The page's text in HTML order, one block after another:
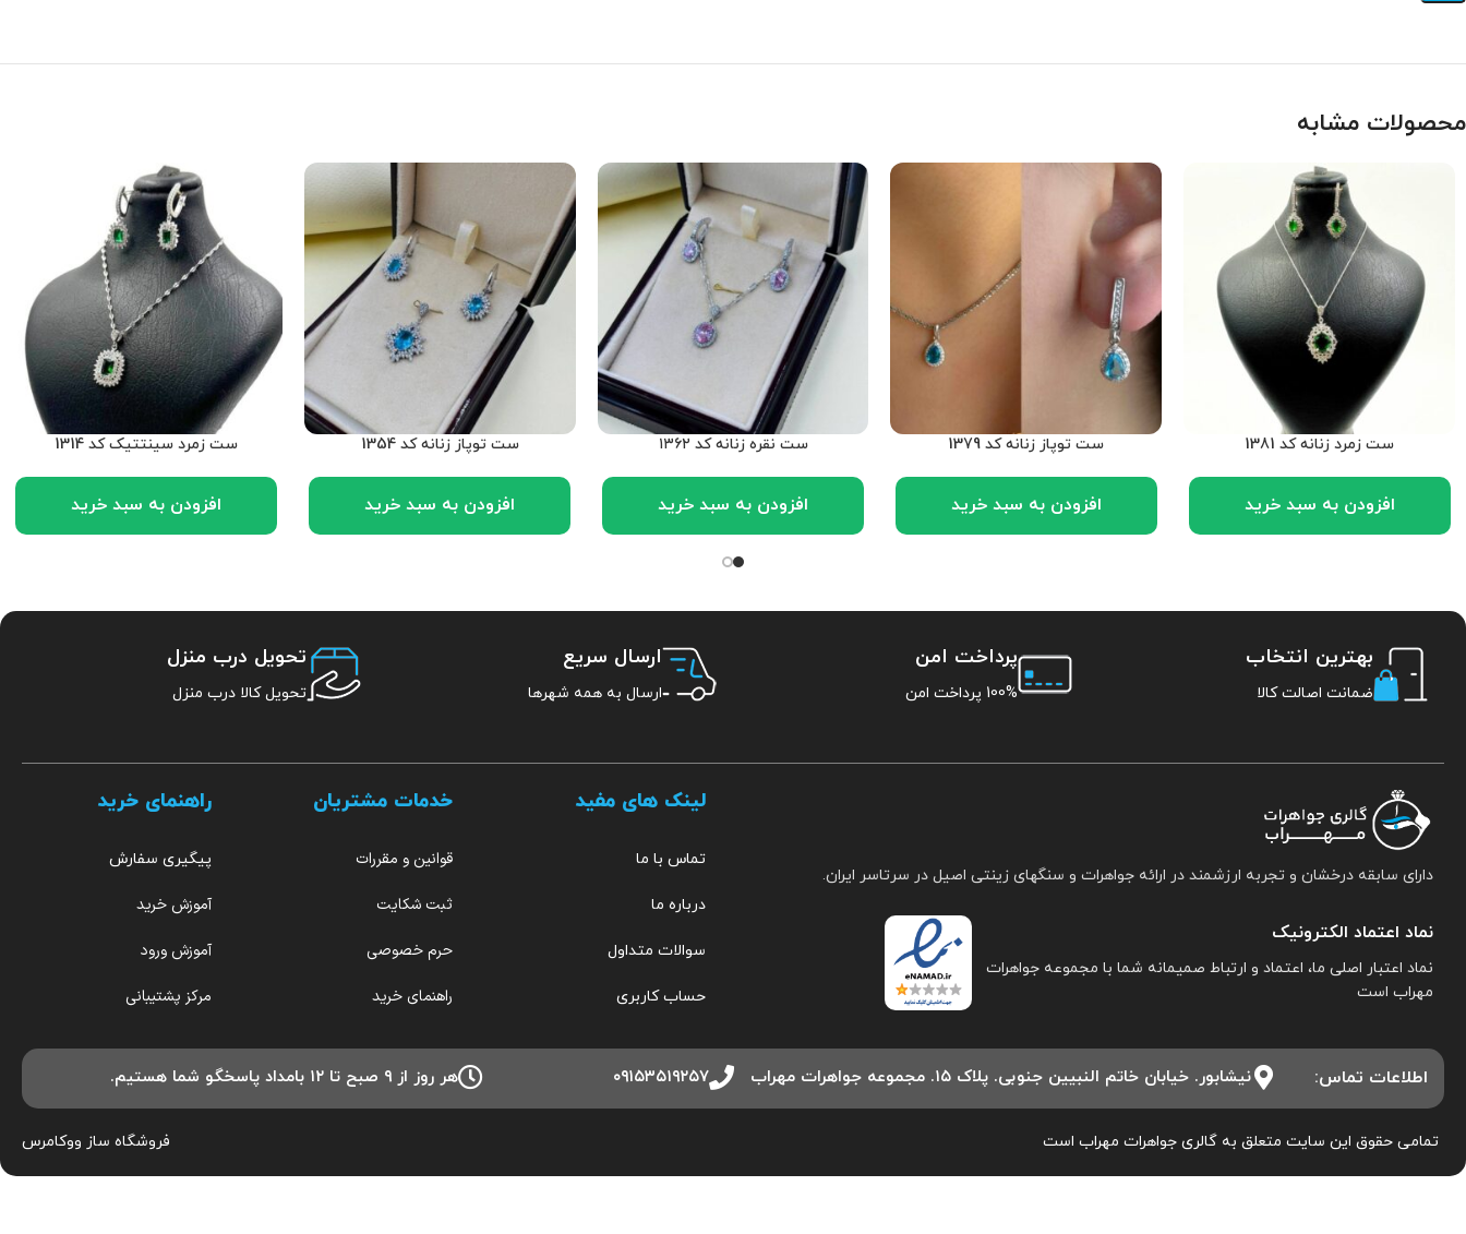
محصولات مشابه
ست زمرد زنانه کد 1381
افزودن به سبد خرید
ست توپاز زنانه کد 1379
افزودن به سبد خرید
ست نقره زنانه کد ۱۳۶۲
افزودن به سبد خرید
ست توپاز زنانه کد 1354
افزودن به سبد خرید
ست زمرد سینتتیک کد 1314
افزودن به سبد خرید
بهترین انتخاب
ضمانت اصالت کالا
پرداخت امن
100% پرداخت امن
ارسال سریع
ارسال به همه شهرها
تحویل درب منزل
تحویل کالا درب منزل
دارای سابقه درخشان و تجربه ارزشمند در ارائه جواهرات و سنگهای زینتی اصیل در سرتاسر ایران.
نماد اعتماد الکترونیک
نماد اعتبار اصلی ما، اعتماد و ارتباط صمیمانه شما با مجموعه جواهرات
مهراب است
لینک های مفید
تماس با ما
درباره ما
سوالات متداول
حساب کاربری
خدمات مشتریان
قوانین و مقررات
ثبت شکایت
حرم خصوصی
راهنمای خرید
راهنمای خرید
پیگیری سفارش
آموزش خرید
آموزش ورود
مرکز پشتیبانی
اطلاعات تماس: نیشابور. خیابان خاتم النبیین جنوبی. پلاک ۱۵. مجموعه جواهرات مهراب ۰۹۱۵۳۵۱۹۲۵۷ هر روز از ۹ صبح تا ۱۲ بامداد پاسخگو شما هستیم.
تمامی حقوق این سایت متعلق به گالری جواهرات مهراب است فروشگاه ساز ووکامرس